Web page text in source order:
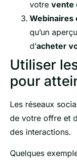
votre vente
Webinaires
qu’un
d’acheter
Utiliser
pour
Les réseaux
de votre offre et
des interactions.
Quelques